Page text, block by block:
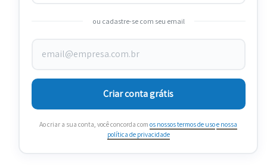
ou cadastre-se com seu email
Criar conta grátis
Ao criar a sua conta, você concorda com os nossos termos de usoe nossa
política de privacidade